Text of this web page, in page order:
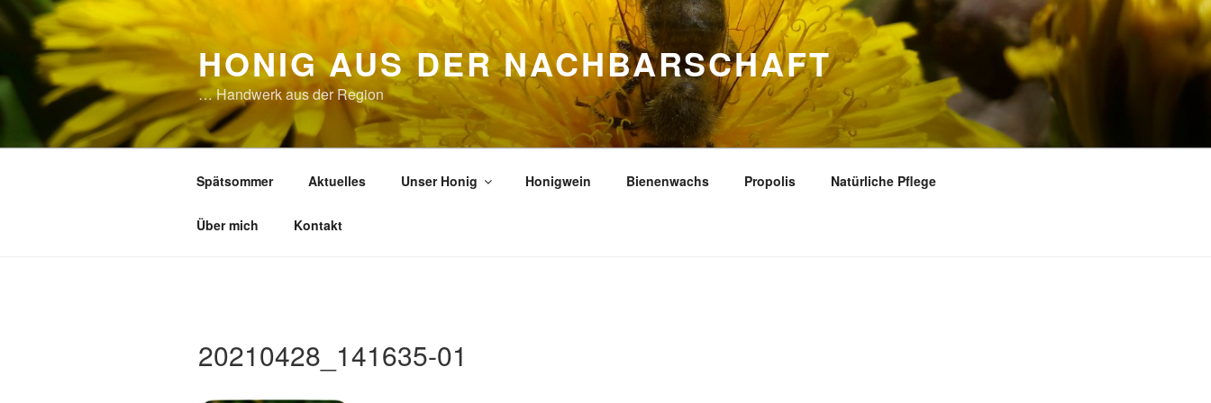
Zum
Inhalt
springen
HONIG AUS DER NACHBARSCHAFT
… Handwerk aus der Region
Spätsommer Aktuelles Unser Honig Honigwein Bienenwachs Propolis Natürliche Pflege
Über mich Kontakt
20210428_141635-01